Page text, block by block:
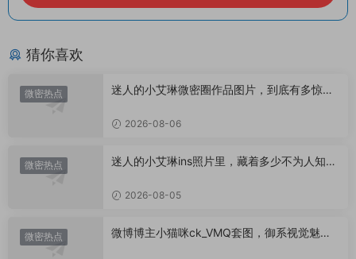
猜你喜欢
微密热点
迷人的小艾琳微密圈作品图片，到底有多惊
2026-08-06
微密热点
迷人的小艾琳ins照片里，藏着多少不为人知的
2026-08-05
微密热点
微博博主小猫咪ck_VMQ套图，御系视觉魅力